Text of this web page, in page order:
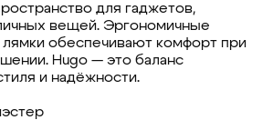
для гаджетов,
вещей. Эргономичные
обеспечивают комфорт при
Hugo — это баланс
и надёжности.